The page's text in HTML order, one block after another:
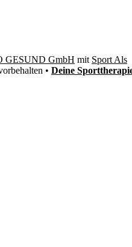
GESUND GmbH mit Sport Als
• Deine